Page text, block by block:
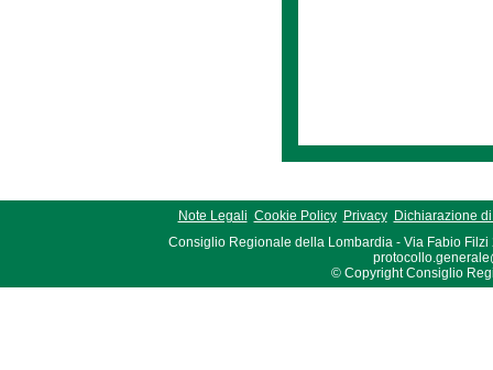
Note Legali Cookie Policy Privacy
Dichiarazione
Consiglio Regionale della Lombardia - Via Fabio Filzi
© Copyright Consiglio